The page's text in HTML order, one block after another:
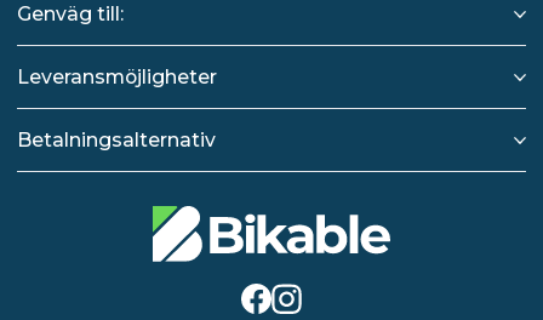
Genväg till:
Leveransmöjligheter
Betalningsalternativ